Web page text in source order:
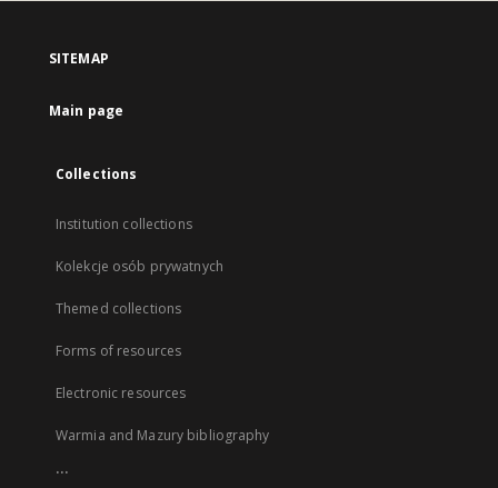
SITEMAP
Main page
Collections
Institution collections
Kolekcje osób prywatnych
Themed collections
Forms of resources
Electronic resources
Warmia and Mazury bibliography
...